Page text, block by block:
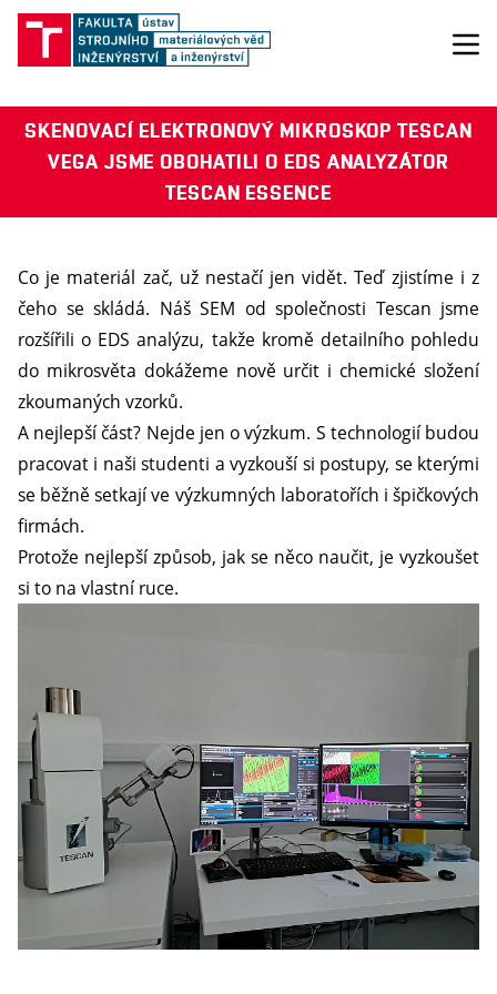
SKENOVACÍ ELEKTRONOVÝ MIKROSKOP TESCAN
VEGA JSME OBOHATILI O EDS ANALYZÁTOR
TESCAN ESSENCE
Co je materiál zač, už nestačí jen vidět. Teď zjistíme i z
čeho se skládá. Náš SEM od společnosti Tescan jsme
rozšířili o EDS analýzu, takže kromě detailního pohledu
do mikrosvěta dokážeme nově určit i chemické složení
zkoumaných vzorků.
A nejlepší část? Nejde jen o výzkum. S technologií budou
pracovat i naši studenti a vyzkouší si postupy, se kterými
se běžně setkají ve výzkumných laboratořích i špičkových
firmách.
Protože nejlepší způsob, jak se něco naučit, je vyzkoušet
si to na vlastní ruce.